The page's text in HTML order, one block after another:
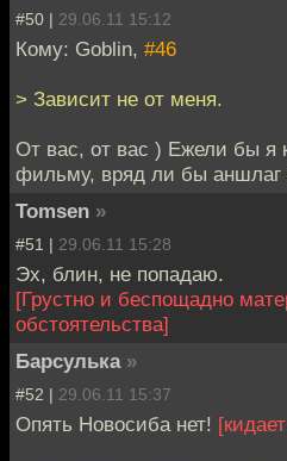
#50 | 29.06.11 15:12
Кому: Goblin, #46
> Зависит не от меня.
От вас, от вас ) Ежели бы я
фильму, вряд ли бы
Tomsen »
#51 | 29.06.11 15:28
Эх, блин, не попадаю.
[Грустно и беспощадно
обстоятельства]
Барсулька »
#52 | 29.06.11 15:37
Опять Новосиба нет!